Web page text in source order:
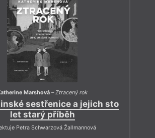
Marshová –Ztracený rok
sestřenice a jejich sto
let starý příběh
Petra Schwarzová Žallmannová